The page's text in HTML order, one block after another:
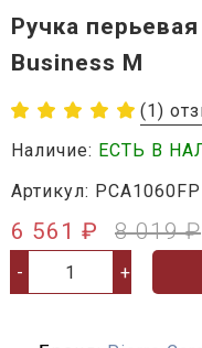
Ручка
Business M
(1)
Наличие: ЕСТЬ В
Артикул: PCA1060FP
6 561 ₽ 8 019 ₽
- +